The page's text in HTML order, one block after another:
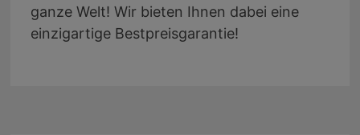
ganze Welt! Wir bieten Ihnen dabei eine
einzigartige Bestpreisgarantie!